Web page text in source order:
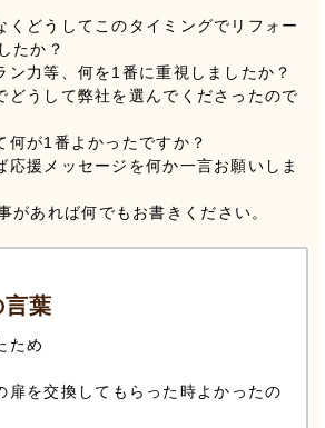
どうしてこのタイミングでリフォー
たか？
力等、何を1番に重視しましたか？
うして弊社を選んでくださったので
が1番よかったですか？
援メッセージを何か一言お願いしま
があれば何でもお書きください。
葉
ため
扉を交換してもらった時よかったの